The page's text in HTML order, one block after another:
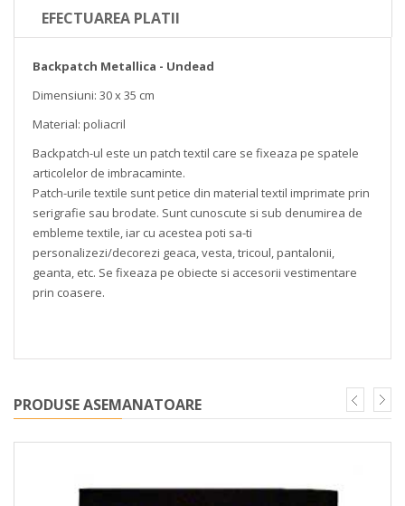
EFECTUAREA PLATII
Backpatch Metallica - Undead
Dimensiuni: 30 x 35 cm
Material: poliacril
Backpatch-ul este un patch textil care se fixeaza pe spatele
articolelor de imbracaminte.
Patch-urile textile sunt petice din material textil imprimate prin
serigrafie sau brodate. Sunt cunoscute si sub denumirea de
embleme textile, iar cu acestea poti sa-ti
personalizezi/decorezi geaca, vesta, tricoul, pantalonii,
geanta, etc. Se fixeaza pe obiecte si accesorii vestimentare
prin coasere.
PRODUSE ASEMANATOARE